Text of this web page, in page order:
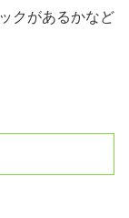
クがあるかなど